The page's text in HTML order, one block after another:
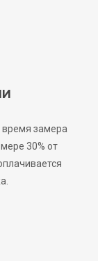
замера
30% от